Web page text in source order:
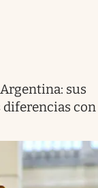
sus
diferencias con